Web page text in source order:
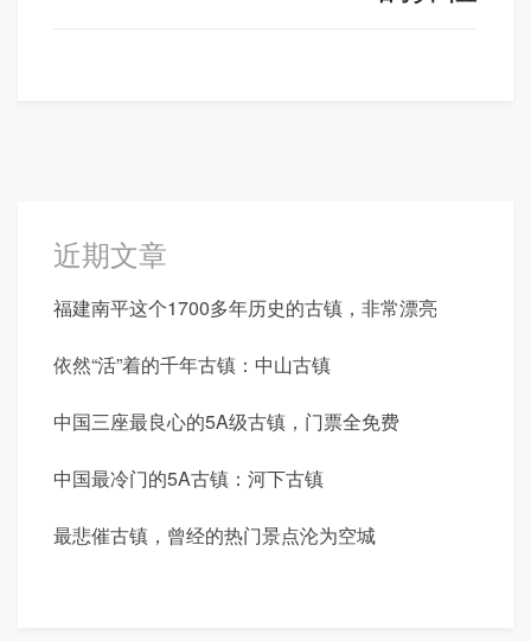
近期文章
福建南平这个1700多年历史的古镇，非常漂亮
依然“活”着的千年古镇：中山古镇
中国三座最良心的5A级古镇，门票全免费
中国最冷门的5A古镇：河下古镇
最悲催古镇，曾经的热门景点沦为空城